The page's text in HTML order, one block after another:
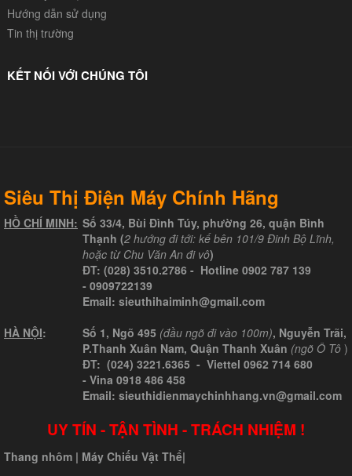
Hướng dẫn sử dụng
Tin thị trường
KẾT NỐI VỚI CHÚNG TÔI
Siêu Thị Điện Máy Chính Hãng
HỒ CHÍ MINH: Số 33/4, Bùi Đình Túy, phường 26, quận Bình
Thạnh (2 hướng đi tới: kế bên 101/9 Đinh Bộ Lĩnh,
hoặc từ Chu Văn An đi vô)
ĐT: (028) 3510.2786 - Hotline 0902 787 139
- 0909722139
Email: sieuthihaiminh@gmail.com
HÀ NỘI: Số 1, Ngõ 495 (đầu ngõ đi vào 100m), Nguyễn Trãi,
P.Thanh Xuân Nam, Quận Thanh Xuân (ngõ Ô Tô )
ĐT: (024) 3221.6365 - Viettel 0962 714 680
- Vina 0918 486 458
Email: sieuthidienmaychinhhang.vn@gmail.com
UY TÍN - TẬN TÌNH - TRÁCH NHIỆM !
Thang nhôm | Máy Chiếu Vật Thể|